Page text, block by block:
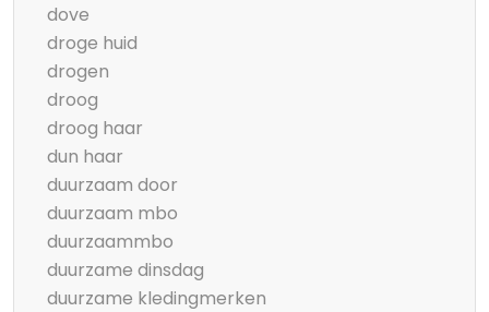
dove
droge huid
drogen
droog
droog haar
dun haar
duurzaam door
duurzaam mbo
duurzaammbo
duurzame dinsdag
duurzame kledingmerken